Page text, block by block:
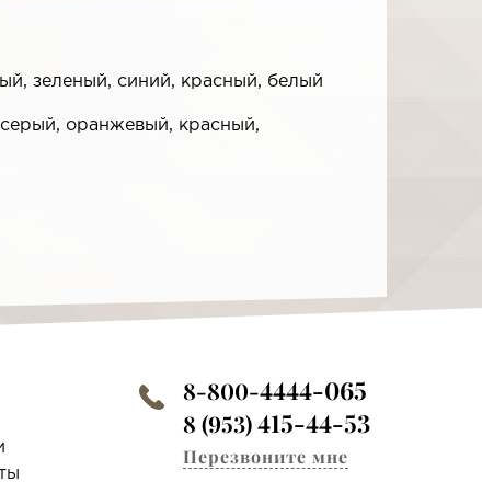
зеленый, синий, красный, белый
оранжевый, красный,
8-800-4444-065
8 (953)415-44-53
Перезвоните мне